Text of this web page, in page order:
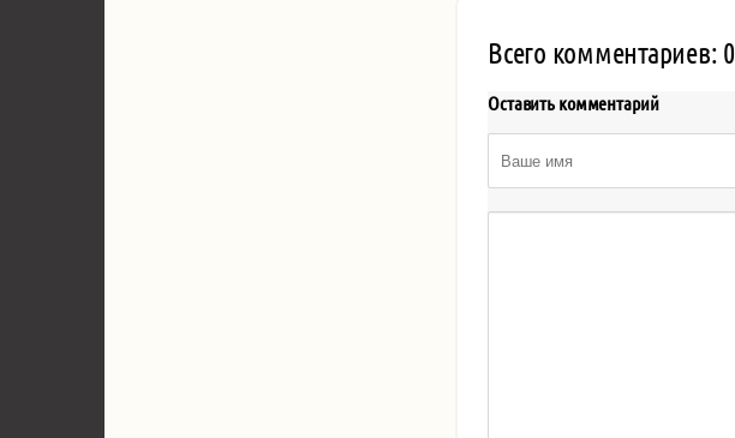
Всего комментариев: 0
Оставить комментарий